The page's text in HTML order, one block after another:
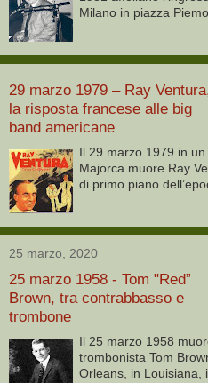
Milano in piazza
29 marzo 1979 – Ray
la risposta francese alle big
band americane
Il 29 marzo 1979 in
Majorca muore Ray
di primo piano
25 marzo, 2020
25 marzo 1958 - Tom "Red”
Brown, tra contrabbasso e
trombone
Il 25 marzo 1958
trombonista Tom
Orleans, in Louisiana,